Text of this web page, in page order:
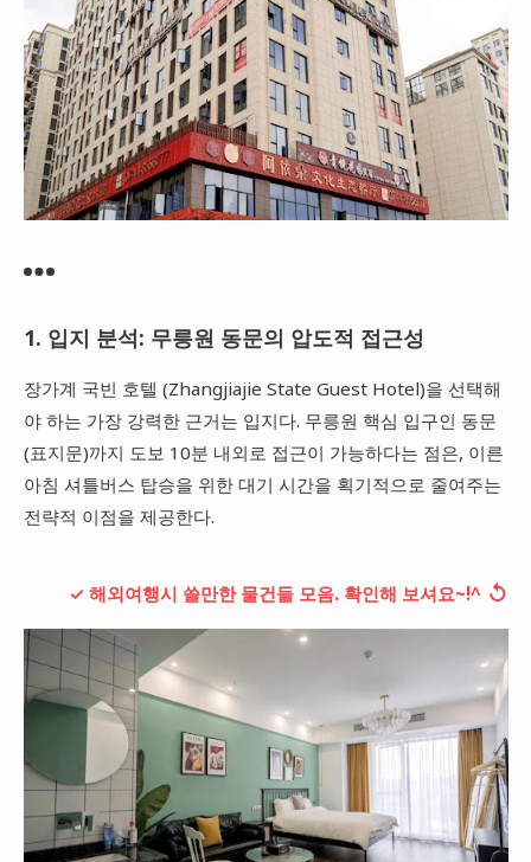
1. 입지 분석: 무릉원 동문의 압도적 접근성
장가계 국빈 호텔 (Zhangjiajie State Guest Hotel)을 선택해
야 하는 가장 강력한 근거는 입지다. 무릉원 핵심 입구인 동문
(표지문)까지 도보 10분 내외로 접근이 가능하다는 점은, 이른
아침 셔틀버스 탑승을 위한 대기 시간을 획기적으로 줄여주는
전략적 이점을 제공한다.
✓ 해외여행시 쓸만한 물건들 모음. 확인해 보셔요~!^ ↺